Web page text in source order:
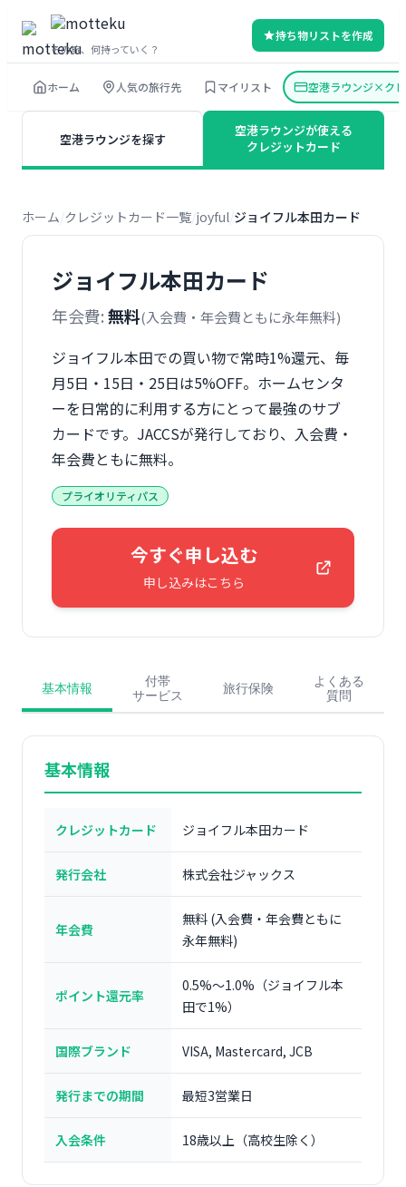
を
その旅、何持っていく？
持ち物リストを作成
ホーム 人気の旅行先 マイリスト 空港ラウンジ×ク
空港ラウンジを探す
空港ラウンジが使える
クレジットカード
ホーム クレジットカード一覧 joyful ジョイフル本田カード
ジョイフル本田カード
年会費:無料(入会費・年会費ともに永年無料)
ジョイフル本田での買い物で常時1%還元、毎
月5日・15日・25日は5%OFF。ホームセンタ
ーを日常的に利用する方にとって最強のサブ
カードです。JACCSが発行しており、入会費・
年会費ともに無料。
プライオリティパス
今すぐ申し込む
申し込みはこちら
基本情報
付帯
サービス
旅行保険
よくある
質問
基本情報
クレジットカード ジョイフル本田カード
発行会社 株式会社ジャックス
年会費
無料 (入会費・年会費ともに
永年無料)
ポイント還元率
0.5%～1.0%（ジョイフル本
田で1%）
国際ブランド VISA, Mastercard, JCB
発行までの期間 最短3営業日
入会条件 18歳以上（高校生除く）